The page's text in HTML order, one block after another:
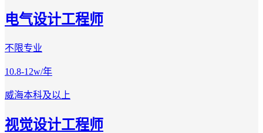
电气设计工程师
不限专业
10.8-12w/年
威海本科及以上
视觉设计工程师